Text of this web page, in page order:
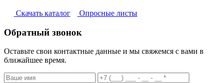
Cкачать каталог Опросные листы
Обратный звонок
Оставьте свои контактные данные и мы свяжемся с вами в
ближайшее время.